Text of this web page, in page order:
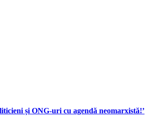
și ONG-uri cu agendă neomarxistă!’